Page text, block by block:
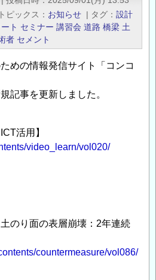
トピックス お知らせ | タグ
設計
ト セミナー 講習会 道路 橋梁 土
者 セメント
めの情報発信サイト「コンコ
記事を更新しました。
活用】
video_learn/vol020/
のり面の表層崩壊：2年連続
countermeasure/vol086/